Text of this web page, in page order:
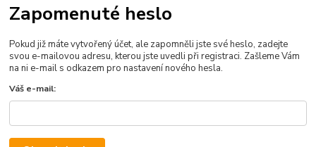
Zapomenuté heslo
Pokud již máte vytvořený účet, ale zapomněli jste své heslo, zadejte
svou e-mailovou adresu, kterou jste uvedli při registraci. Zašleme Vám
na ni e-mail s odkazem pro nastavení nového hesla.
Váš e-mail: